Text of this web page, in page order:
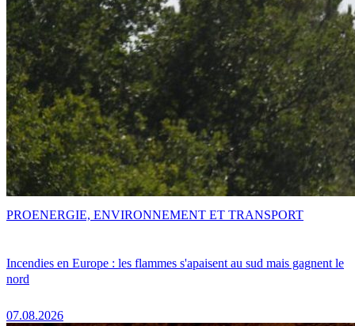
Incendies en Europe : les flammes s'apaisent au sud mais gagnent le
nord
07.08.2026
PROENERGIE, ENVIRONNEMENT ET TRANSPORT